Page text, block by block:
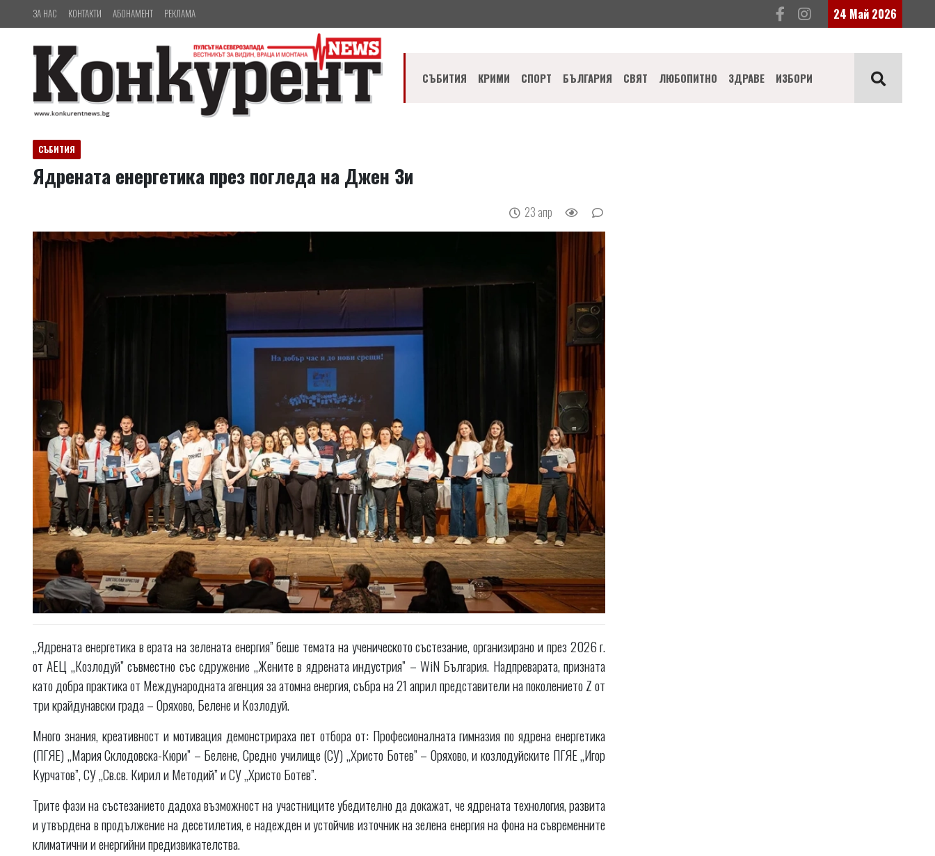
ЗА НАС КОНТАКТИ АБОНАМЕНТ РЕКЛАМА 24 Май 2026
СЪБИТИЯ КРИМИ СПОРТ БЪЛГАРИЯ СВЯТ ЛЮБОПИТНО ЗДРАВЕ ИЗБОРИ
СЪБИТИЯ
Ядрената енергетика през погледа на Джен Зи
23 апр
„Ядрената енергетика в ерата на зелената енергия” беше темата на ученическото състезание, организирано и през 2026 г.
от АЕЦ „Козлодуй” съвместно със сдружение „Жените в ядрената индустрия” – WiN България. Надпреварата, призната
като добра практика от Международната агенция за атомна енергия, събра на 21 април представители на поколението Z от
три крайдунавски града – Оряхово, Белене и Козлодуй.
Много знания, креативност и мотивация демонстрираха пет отбора от: Професионалната гимназия по ядрена енергетика
(ПГЯЕ) „Мария Склодовска-Кюри” – Белене, Средно училище (СУ) „Христо Ботев” – Оряхово, и козлодуйските ПГЯЕ „Игор
Курчатов”, СУ „Св.св. Кирил и Методий” и СУ „Христо Ботев”.
Трите фази на състезанието дадоха възможност на участниците убедително да докажат, че ядрената технология, развита
и утвърдена в продължение на десетилетия, е надежден и устойчив източник на зелена енергия на фона на съвременните
климатични и енергийни предизвикателства.